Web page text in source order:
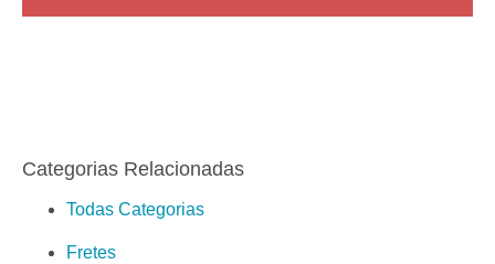
Categorias Relacionadas
Todas Categorias
Fretes